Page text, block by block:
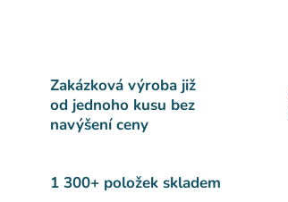
Zakázková výroba již
od jednoho kusu bez
navýšení ceny
1 300+ položek skladem